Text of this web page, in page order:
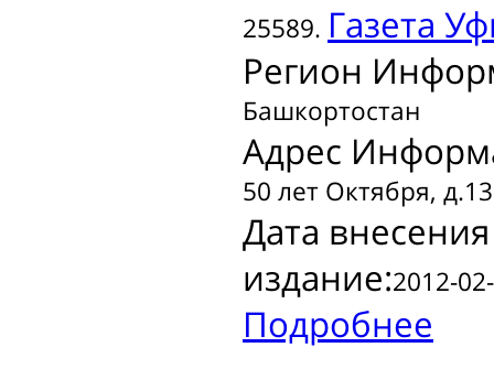
25589. Газета
Регион
Башкортостан
Адрес
50 лет Октября, д.13
Дата
издание:2012-
Подробнее